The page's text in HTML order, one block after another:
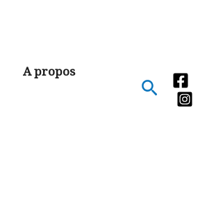
A propos